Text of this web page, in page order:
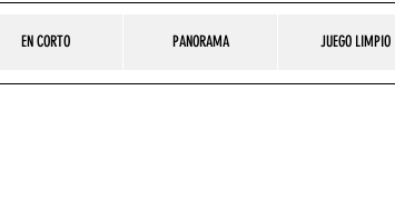
EN CORTO PANORAMA JUEGO LIMPIO